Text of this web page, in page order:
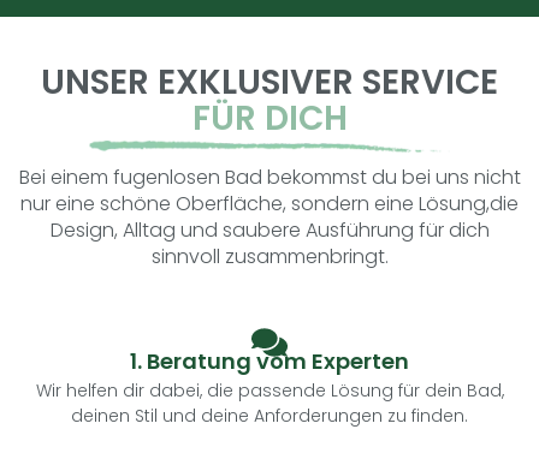
UNSER EXKLUSIVER SERVICE
FÜR DICH
Bei einem fugenlosen Bad bekommst du bei uns nicht
nur eine schöne Oberfläche, sondern eine Lösung,die
Design, Alltag und saubere Ausführung für dich
sinnvoll zusammenbringt.
1. Beratung vom Experten
Wir helfen dir dabei, die passende Lösung für dein Bad,
deinen Stil und deine Anforderungen zu finden.